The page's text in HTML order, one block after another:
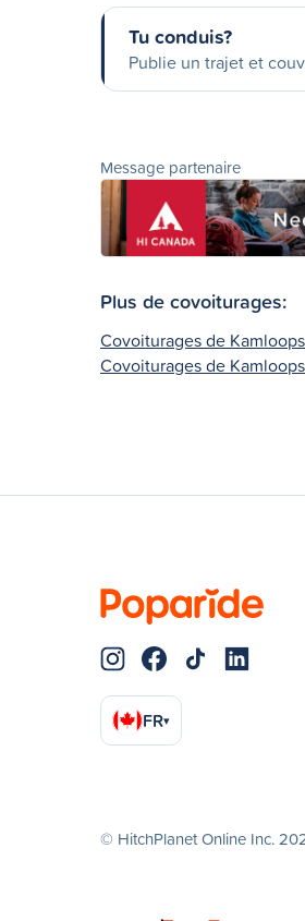
Tu conduis?
Publie un trajet et
Message partenaire
Plus de covoiturages:
Covoiturages de
Covoiturages de
FR▾
© HitchPlanet Online Inc.